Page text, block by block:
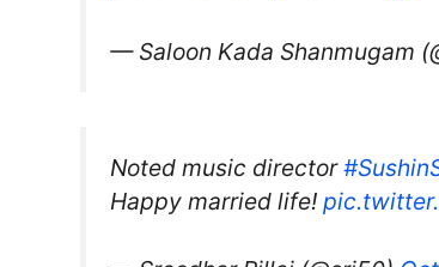
— Saloon Kada Shanmugam
Noted music director
Happy married life!